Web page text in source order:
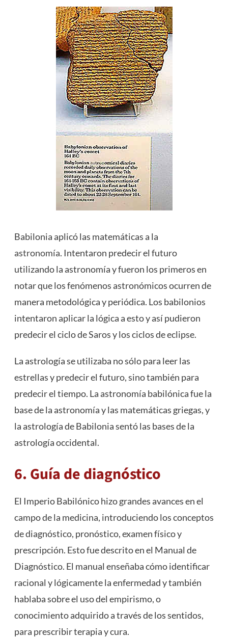
Babilonia aplicó las matemáticas a la
astronomía. Intentaron predecir el futuro
utilizando la astronomía y fueron los primeros en
notar que los fenómenos astronómicos ocurren de
manera metodológica y periódica. Los babilonios
intentaron aplicar la lógica a esto y así pudieron
predecir el ciclo de Saros y los ciclos de eclipse.
La astrología se utilizaba no sólo para leer las
estrellas y predecir el futuro, sino también para
predecir el tiempo. La astronomía babilónica fue la
base de la astronomía y las matemáticas griegas, y
la astrología de Babilonia sentó las bases de la
astrología occidental.
6. Guía de diagnóstico
El Imperio Babilónico hizo grandes avances en el
campo de la medicina, introduciendo los conceptos
de diagnóstico, pronóstico, examen físico y
prescripción. Esto fue descrito en el Manual de
Diagnóstico. El manual enseñaba cómo identificar
racional y lógicamente la enfermedad y también
hablaba sobre el uso del empirismo, o
conocimiento adquirido a través de los sentidos,
para prescribir terapia y cura.